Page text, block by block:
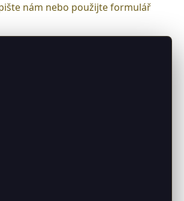
nám nebo použijte formulář